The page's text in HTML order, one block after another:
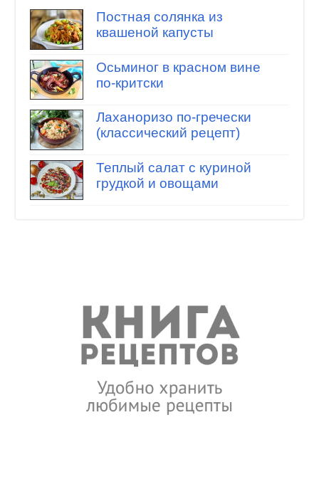
Постная солянка из
квашеной капусты
Осьминог в красном вине
по-критски
Лаханоризо по-гречески
(классический рецепт)
Теплый салат с куриной
грудкой и овощами